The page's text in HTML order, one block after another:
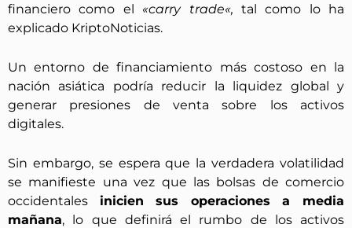
financiero como el «carry trade«, tal como lo ha
explicado KriptoNoticias.
Un entorno de financiamiento más costoso en la
nación asiática podría reducir la liquidez global y
generar presiones de venta sobre los activos
digitales.
Sin embargo, se espera que la verdadera volatilidad
se manifieste una vez que las bolsas de comercio
occidentales inicien sus operaciones a media
mañana, lo que definirá el rumbo de los activos